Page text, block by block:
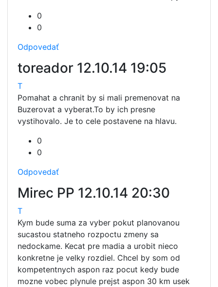
0
0
Odpovedať
toreador 12.10.14 19:05
T
Pomahat a chranit by si mali premenovat na
Buzerovat a vyberat.To by ich presne
vystihovalo. Je to cele postavene na hlavu.
0
0
Odpovedať
Mirec PP 12.10.14 20:30
T
Kym bude suma za vyber pokut planovanou
sucastou statneho rozpoctu zmeny sa
nedockame. Kecat pre madia a urobit nieco
konkretne je velky rozdiel. Chcel by som od
kompetentnych aspon raz pocut kedy bude
mozne vobec plynule prejst aspon 30 km usek